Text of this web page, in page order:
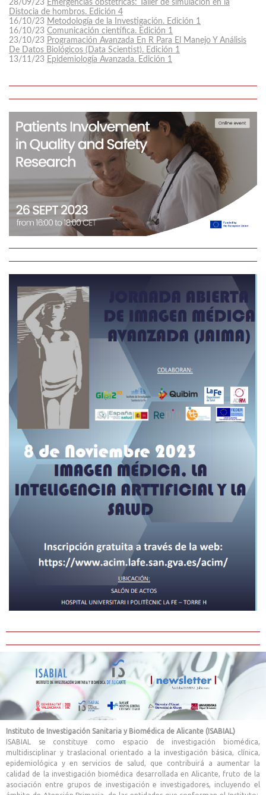
28/09/23 Emergencias obstétricas: Taller de simulación en la
Distocia de hombros. Edición 4
16/10/23 Metodología de la Investigación. Edición 1
16/10/23 Comunicación científica. Edición 1
23/10/23 Programación Avanzada En R Para El Manejo Y Análisis
De Datos Biológicos (Data Scientist). Edición 1
13/11/23 Epidemiología Avanzada. Edición 1
Instituto de Investigación Sanitaria y Biomédica de Alicante (ISABIAL)
ISABIAL se constituye como espacio de investigación biomédica,
multidisciplinar y traslacional orientado a la investigación básica, clínica,
epidemiológica y en servicios de salud, que contribuirá a aumentar la
calidad de la investigación biomédica desarrollada en Alicante, fruto de la
asociación entre grupos de investigación e investigadores, incluyendo el